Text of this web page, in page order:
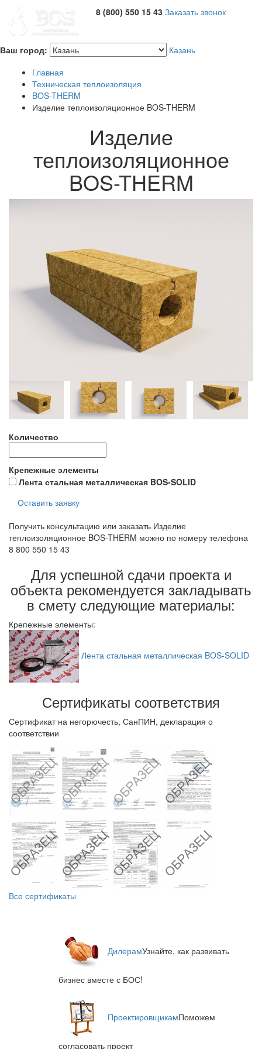
8 (800) 550 15 43Заказать звонок
Ваш город:
Казань
Главная
Техническая теплоизоляция
BOS-THERM
Изделие теплоизоляционное BOS-THERM
Изделие
теплоизоляционное
BOS-THERM
Количество
Крепежные элементы
Лента стальная металлическая BOS-SOLID
Оставить заявку
Получить консультацию или заказать Изделие
теплоизоляционное BOS-THERM можно по номеру телефона
8 800 550 15 43
Для успешной сдачи проекта и
объекта рекомендуется закладывать
в смету следующие материалы:
Крепежные элементы:
Лента стальная металлическая BOS-SOLID
Сертификаты соответствия
Сертификат на негорючесть, СанПИН, декларация о
соответствии
Все сертификаты
ДилерамУзнайте, как развивать
бизнес вместе с БОС!
ПроектировщикамПоможем
согласовать проект